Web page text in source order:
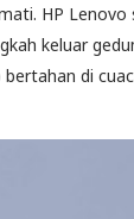
HP Lenovo
keluar
di